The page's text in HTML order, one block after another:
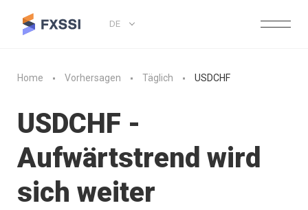
DE
Home Vorhersagen Täglich USDCHF
USDCHF -
Aufwärtstrend wird
sich weiter